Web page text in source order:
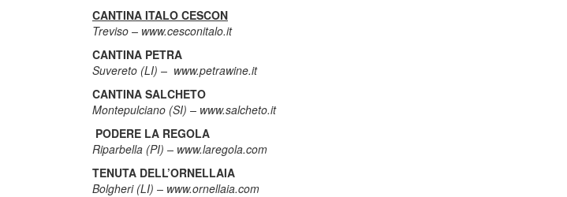
CANTINA ITALO CESCON
Treviso – www.cesconitalo.it
CANTINA PETRA
Suvereto (LI) – www.petrawine.it
CANTINA SALCHETO
Montepulciano (SI) – www.salcheto.it
PODERE LA REGOLA
Riparbella (PI) – www.laregola.com
TENUTA DELL’ORNELLAIA
Bolgheri (LI) – www.ornellaia.com